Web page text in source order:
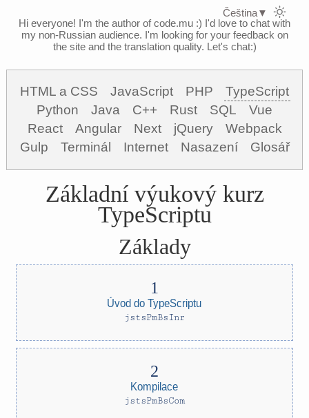
Hi everyone! I'm the author of code.mu :) I'd love to chat with
my non-Russian audience. I'm looking for your feedback on
the site and the translation quality. Let's chat:)
HTML a CSS JavaScript PHP
TypeScript
Python
Java C++ Rust SQL
Vue
React
Angular Next jQuery
Webpack
Gulp
Terminál Internet Nasazení Glosář
Základní výukový kurz
TypeScriptu
Základy
Úvod do TypeScriptu
jstsPmBsInr
Kompilace
jstsPmBsCom
Čeština▼